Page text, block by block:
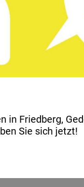
in Friedberg,
Sie sich jetzt!